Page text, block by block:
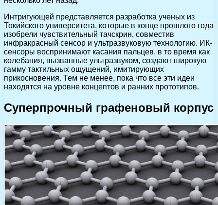
Интригующей представляется разработка ученых из
Токийского университета, которые в конце прошлого года
изобрели чувствительный тачскрин, совместив
инфракрасный сенсор и ультразвуковую технологию. ИК-
сенсоры воспринимают касания пальцев, в то время как
колебания, вызванные ультразвуком, создают широкую
гамму тактильных ощущений, имитирующих
прикосновения. Тем не менее, пока что все эти идеи
находятся на уровне концептов и ранних прототипов.
Суперпрочный графеновый корпус